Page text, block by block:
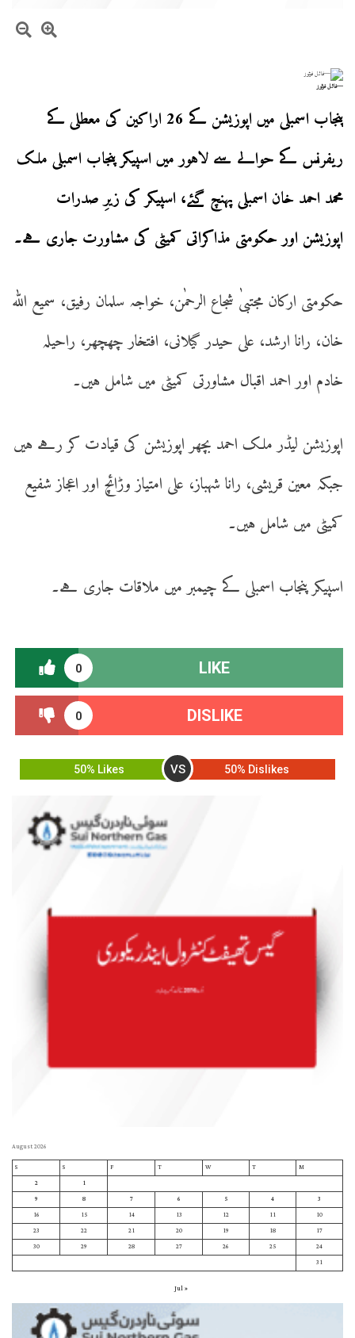
—فائل فوٹوز
پنجاب اسمبلی میں اپوزیشن کے 26 اراکین کی معطلی کے
ریفرنس کے حوالے سے لاہور میں اسپیکر پنجاب اسمبلی ملک
محمد احمد خان اسمبلی پہنچ گئے، اسپیکر کی زیرِ صدرات
اپوزیشن اور حکومتی مذاکراتی کمیٹی کی مشاورت جاری ہے۔
حکومتی ارکان مجتبیٰ شجاع الرحمٰن، خواجہ سلمان رفیق، سمیع اللّٰہ
خان، رانا ارشد، علی حیدر گیلانی، افتخار چھچھر، راحیلہ
خادم اور احمد اقبال مشاورتی کمیٹی میں شامل ہیں۔
اپوزیشن لیڈر ملک احمد بچھر اپوزیشن کی قیادت کر رہے ہیں
جبکہ معین قریشی، رانا شہباز، علی امتیاز وڑائچ اور اعجاز شفیع
کمیٹی میں شامل ہیں۔
اسپیکر پنجاب اسمبلی کے چیمبر میں ملاقات جاری ہے۔
0 LIKE
0 DISLIKE
50% Likes VS 50% Dislikes
August 2026
M
T
W
T
F
S
S
1
2
3
4
5
6
7
8
9
10
11
12
13
14
15
16
17
18
19
20
21
22
23
24
25
26
27
28
29
30
31
« Jul